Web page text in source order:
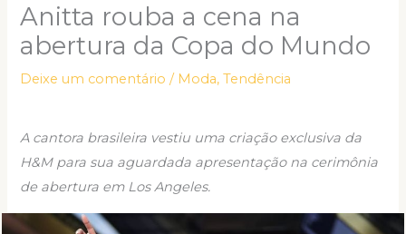
Anitta rouba a cena na
abertura da Copa do Mundo
Deixe um comentário / Moda,Tendência
A cantora brasileira vestiu uma criação exclusiva da
H&M para sua aguardada apresentação na cerimônia
de abertura em Los Angeles.